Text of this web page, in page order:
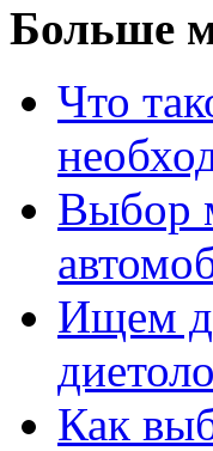
Больше
Что
Выбор
Ищем
Как